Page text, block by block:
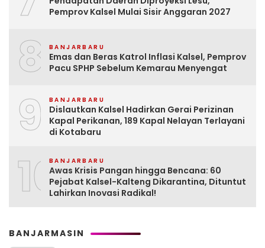
Pemprov Kalsel Mulai Sisir Anggaran 2027
8 BANJARBARU
Emas dan Beras Katrol Inflasi Kalsel, Pemprov
Pacu SPHP Sebelum Kemarau Menyengat
9 BANJARBARU
Dislautkan Kalsel Hadirkan Gerai Perizinan
Kapal Perikanan, 189 Kapal Nelayan Terlayani
di Kotabaru
10BANJARBARU
Awas Krisis Pangan hingga Bencana: 60
Pejabat Kalsel-Kalteng Dikarantina, Dituntut
Lahirkan Inovasi Radikal!
BANJARMASIN